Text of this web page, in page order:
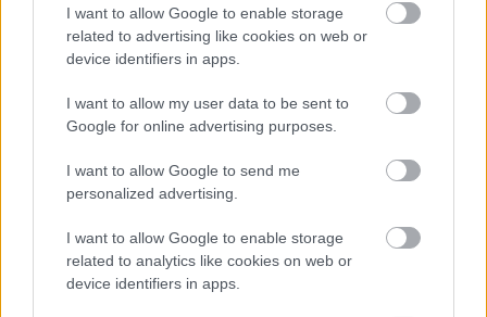
I want to allow Google to enable storage
related to advertising like cookies on web or
device identifiers in apps.
I want to allow my user data to be sent to
Google for online advertising purposes.
I want to allow Google to send me
personalized advertising.
I want to allow Google to enable storage
related to analytics like cookies on web or
device identifiers in apps.
ΣΗΜΕΡΑ ΣΤΟ IATRONET.GR